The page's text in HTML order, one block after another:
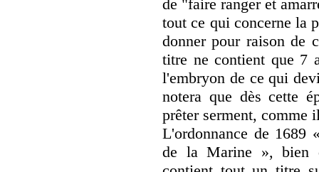
de "faire ranger et
tout ce qui concerne la
donner pour raison de
titre ne contient que 7
l'embryon de ce qui
notera que dès cette
prêter serment, comme
L'ordonnance de 1689
de la Marine », bien